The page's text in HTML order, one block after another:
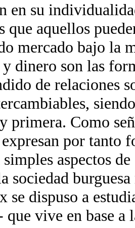
en su
que aquellos
mercado bajo la
dinero son las
de relaciones
primera. Como
por tanto
aspectos
sociedad
se dispuso a
que vive en base a